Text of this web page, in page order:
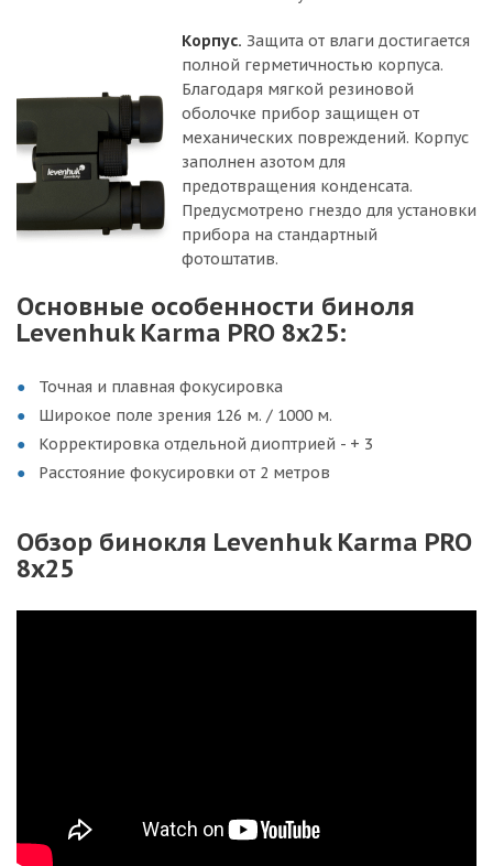
Корпус. Защита от влаги достигается
полной герметичностью корпуса.
Благодаря мягкой резиновой
оболочке прибор защищен от
механических повреждений. Корпус
заполнен азотом для
предотвращения конденсата.
Предусмотрено гнездо для установки
прибора на стандартный
фотоштатив.
Основные особенности биноля
Levenhuk Karma PRO 8x25:
Точная и плавная фокусировка
Широкое поле зрения 126 м. / 1000 м.
Корректировка отдельной диоптрией - + 3
Расстояние фокусировки от 2 метров
Обзор бинокля Levenhuk Karma PRO
8x25